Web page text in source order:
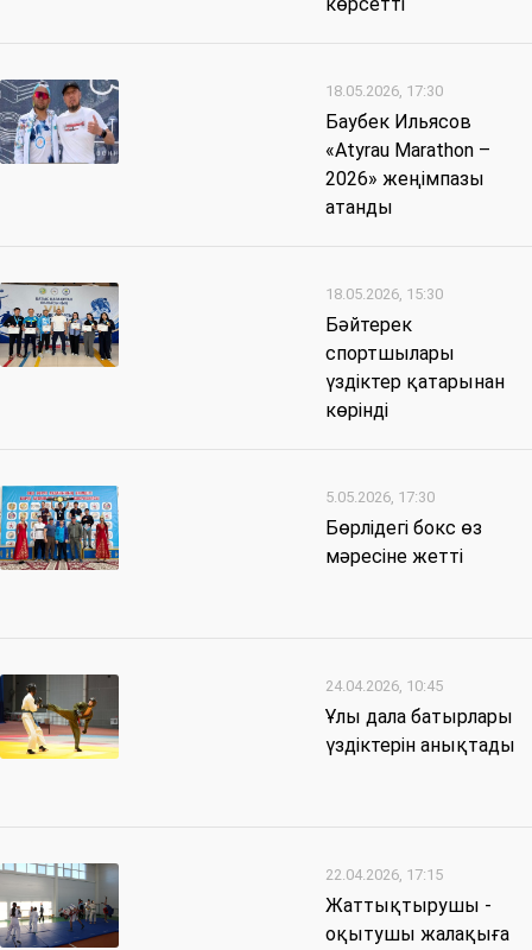
18.05.2026, 17:30
Баубек Ильясов
«Atyrau Marathon –
2026» жеңімпазы
атанды
18.05.2026, 15:30
Бәйтерек
спортшылары
үздіктер қатарынан
көрінді
5.05.2026, 17:30
Бөрлідегі бокс өз
мәресіне жетті
24.04.2026, 10:45
Ұлы дала батырлары
үздіктерін анықтады
22.04.2026, 17:15
Жаттықтырушы -
оқытушы жалақыға